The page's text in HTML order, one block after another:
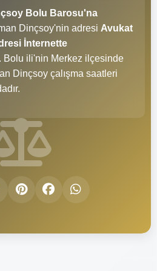
Bolu Barosu'na
Dinçsoy'nin adresi Avukat
İnternette
Bolu ili'nin Merkez ilçesinde
Dinçsoy çalışma saatleri